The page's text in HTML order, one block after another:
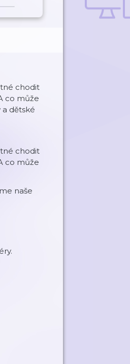
chodit
co může
dětské
chodit
co může
naše